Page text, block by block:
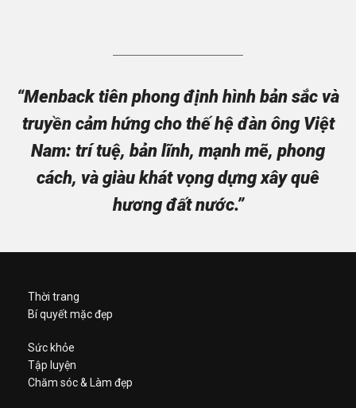
“Menback tiên phong định hình bản sắc và
truyền cảm hứng cho thế hệ đàn ông Việt
Nam: trí tuệ, bản lĩnh, mạnh mẽ, phong
cách, và giàu khát vọng dựng xây quê
hương đất nước.”
Thời trang
Bí quyết mặc đẹp
Sức khỏe
Tập luyện
Chăm sóc & Làm đẹp